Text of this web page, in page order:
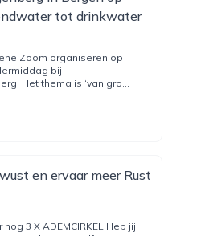
tot drinkwater
Zoom organiseren op
bij
Het thema is ‘van gro...
en ervaar meer Rust
3 X ADEMCIRKEL Heb jij